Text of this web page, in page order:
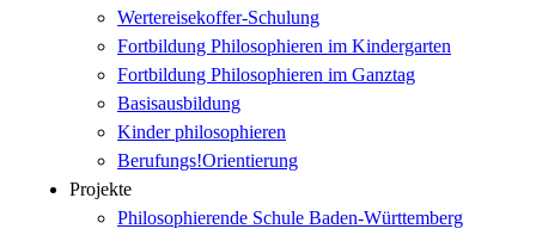
Wertereisekoffer-Schulung
Fortbildung Philosophieren im Kindergarten
Fortbildung Philosophieren im Ganztag
Basisausbildung
Kinder philosophieren
Berufungs!Orientierung
Projekte
Philosophierende Schule Baden-Württemberg